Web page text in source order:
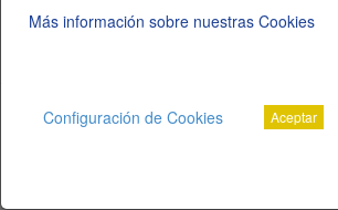
¿Ha olvidado su contraseña?
Telematel eCommerce v14.3.38 © 2026
Más información sobre nuestras Cookies
Configuración de Cookies Aceptar